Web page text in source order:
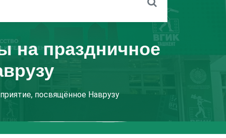
на праздничное
посвящённое Наврузу